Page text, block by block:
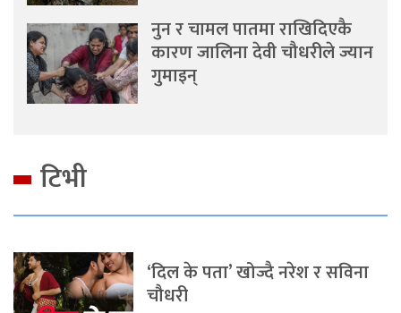
नुन र चामल पातमा राखिदिएकै
कारण जालिना देवी चौधरीले ज्यान
गुमाइन्
टिभी
‘दिल के पता’ खोज्दै नरेश र सविना
चौधरी